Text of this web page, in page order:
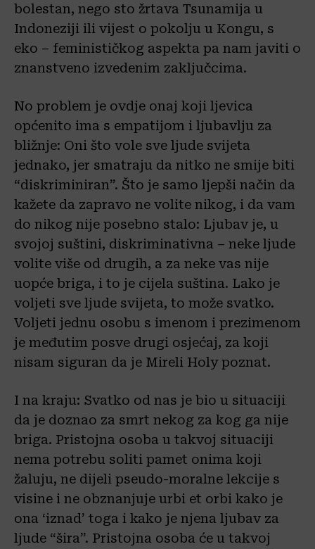
bolestan, nego sto žrtava Tsunamija u
Indoneziji ili vijest o pokolju u Kongu, s
eko – feminističkog aspekta pa nam javiti o
znanstveno izvedenim zaključcima.
No problem je ovdje onaj koji ljevica
općenito ima s empatijom i ljubavlju za
bližnje: Oni što vole sve ljude svijeta
jednako, jer smatraju da nitko ne smije biti
“diskriminiran”. Što je samo ljepši način da
kažete da zapravo ne volite nikog, i da vam
do nikog nije posebno stalo: Ljubav je, u
svojoj suštini, diskriminativna – neke ljude
volite više od drugih, a za neke vas nije
uopće briga, i to je cijela suština. Lako je
voljeti sve ljude svijeta, to može svatko.
Voljeti jednu osobu s imenom i prezimenom
je međutim posve drugi osjećaj, za koji
nisam siguran da je Mireli Holy poznat.
I na kraju: Svatko od nas je bio u situaciji
da je doznao za smrt nekog za kog ga nije
briga. Pristojna osoba u takvoj situaciji
nema potrebu soliti pamet onima koji
žaluju, ne dijeli pseudo-moralne lekcije s
visine i ne obznanjuje urbi et orbi kako je
ona ‘iznad’ toga i kako je njena ljubav za
ljude “šira”. Pristojna osoba će u takvoj